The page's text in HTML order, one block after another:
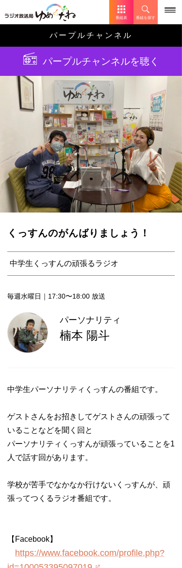
番組表 番組を探す
パープルチャンネル
パープルチャンネルを聴く
くっすんのがんばりましょう！
中学生くっすんの頑張るラジオ
毎週水曜日｜17:30〜18:00 放送
パーソナリティ
楠本 陽斗
中学生パーソナリティくっすんの番組です。
ゲストさんをお招きしてゲストさんの頑張って
いることなどを聞く回と
パーソナリティくっすんが頑張っていることを1
人で話す回があります。
学校が苦手でなかなか行けないくっすんが、頑
張ってつくるラジオ番組です。
【Facebook】
https://www.facebook.com/profile.php?